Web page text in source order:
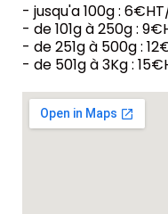
- jusqu'a 100g :
- de 101g à 250g :
- de 251g à 500g :
- de 501g à 3Kg :